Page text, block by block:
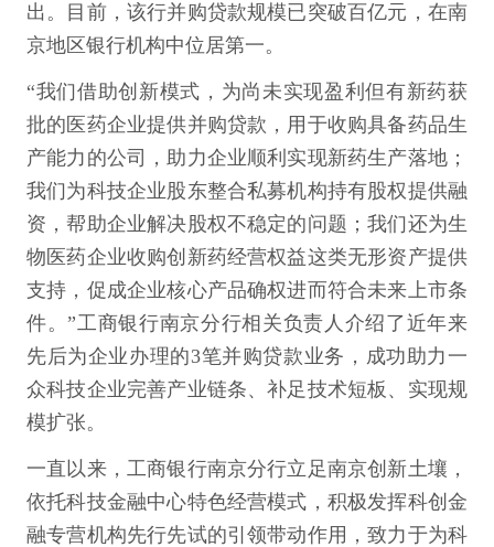
出。目前，该行并购贷款规模已突破百亿元，在南
京地区银行机构中位居第一。
“我们借助创新模式，为尚未实现盈利但有新药获
批的医药企业提供并购贷款，用于收购具备药品生
产能力的公司，助力企业顺利实现新药生产落地；
我们为科技企业股东整合私募机构持有股权提供融
资，帮助企业解决股权不稳定的问题；我们还为生
物医药企业收购创新药经营权益这类无形资产提供
支持，促成企业核心产品确权进而符合未来上市条
件。”工商银行南京分行相关负责人介绍了近年来
先后为企业办理的3笔并购贷款业务，成功助力一
众科技企业完善产业链条、补足技术短板、实现规
模扩张。
一直以来，工商银行南京分行立足南京创新土壤，
依托科技金融中心特色经营模式，积极发挥科创金
融专营机构先行先试的引领带动作用，致力于为科